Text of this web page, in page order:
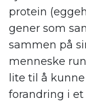
protein
gener som
sammen på
menneske
lite til å
forandring i